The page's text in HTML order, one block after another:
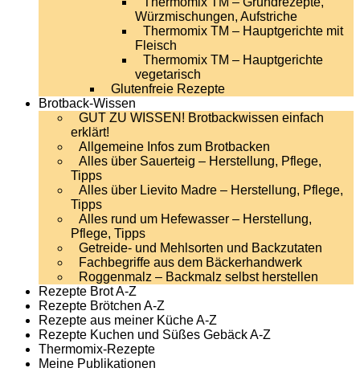
Würzmischungen, Aufstriche
Thermomix TM – Hauptgerichte mit
Fleisch
Thermomix TM – Hauptgerichte
vegetarisch
Glutenfreie Rezepte
Brotback-Wissen
GUT ZU WISSEN! Brotbackwissen einfach
erklärt!
Allgemeine Infos zum Brotbacken
Alles über Sauerteig – Herstellung, Pflege,
Tipps
Alles über Lievito Madre – Herstellung, Pflege,
Tipps
Alles rund um Hefewasser – Herstellung,
Pflege, Tipps
Getreide- und Mehlsorten und Backzutaten
Fachbegriffe aus dem Bäckerhandwerk
Roggenmalz – Backmalz selbst herstellen
Rezepte Brot A-Z
Rezepte Brötchen A-Z
Rezepte aus meiner Küche A-Z
Rezepte Kuchen und Süßes Gebäck A-Z
Thermomix-Rezepte
Meine Publikationen